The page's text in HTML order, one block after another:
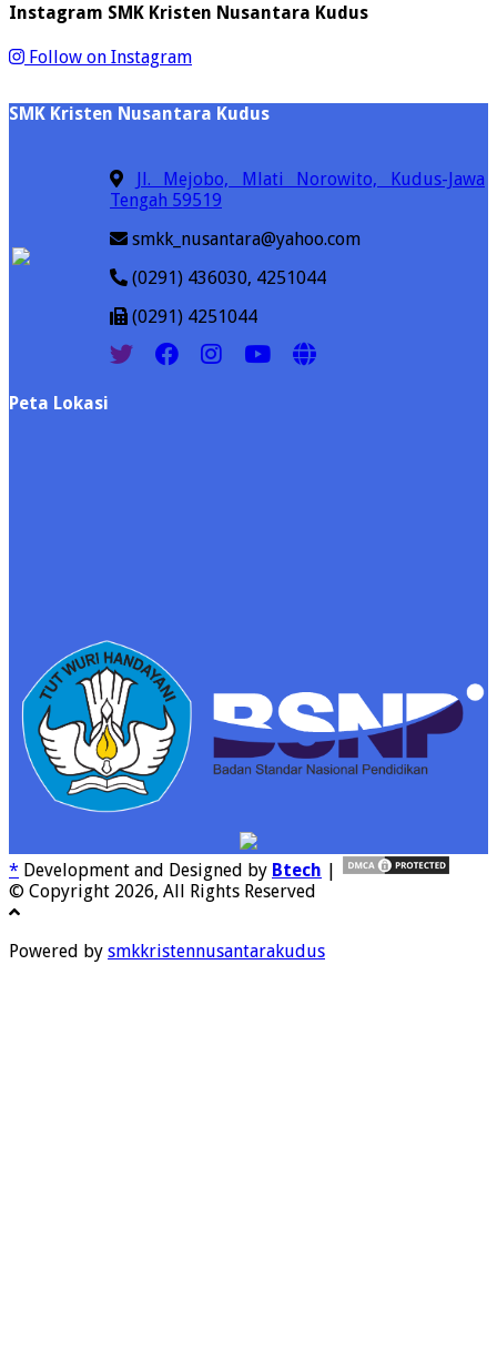
Instagram SMK Kristen Nusantara Kudus
Follow on Instagram
SMK Kristen Nusantara Kudus
Jl. Mejobo, Mlati Norowito, Kudus-Jawa
Tengah 59519
smkk_nusantara@yahoo.com
(0291) 436030, 4251044
(0291) 4251044
Peta Lokasi
* Development and Designed by Btech |
© Copyright 2026, All Rights Reserved
Powered by smkkristennusantarakudus